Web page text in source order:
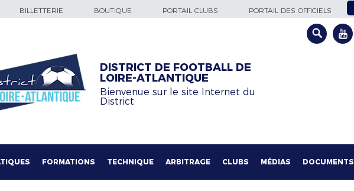
BILLETTERIE BOUTIQUE PORTAIL CLUBS PORTAIL DES OFFICIELS
DISTRICT DE FOOTBALL DE
LOIRE-ATLANTIQUE
Bienvenue sur le site Internet du
District
FORMATIONS TECHNIQUE ARBITRAGE CLUBS MÉDIAS DOCUMENTS